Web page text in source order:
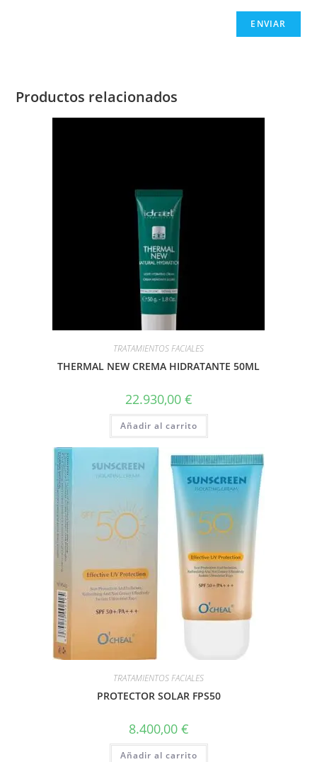
Productos relacionados
TRATAMIENTOS FACIALES
THERMAL NEW CREMA HIDRATANTE 50ML
22.930,00 €
Añadir al carrito
TRATAMIENTOS FACIALES
PROTECTOR SOLAR FPS50
8.400,00 €
Añadir al carrito